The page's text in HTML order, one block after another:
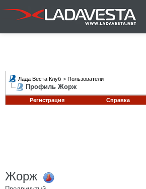
Лада Веста Клуб > Пользователи
Профиль Жорж
Регистрация Справка
Жорж